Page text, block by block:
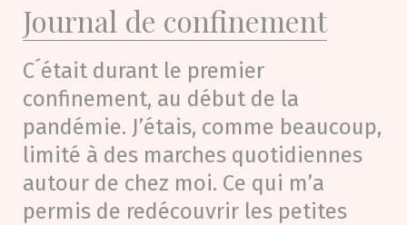
Journal de confinement
C´était durant le premier
confinement, au début de la
pandémie. J’étais, comme beaucoup,
limité à des marches quotidiennes
autour de chez moi. Ce qui m’a
permis de redécouvrir les petites